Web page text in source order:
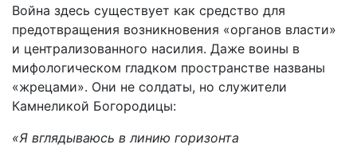
Война здесь существует как средство для
предотвращения возникновения «органов власти»
и централизованного насилия. Даже воины в
мифологическом гладком пространстве названы
«жрецами». Они не солдаты, но служители
Камнеликой Богородицы:
«Я вглядываюсь в линию горизонта